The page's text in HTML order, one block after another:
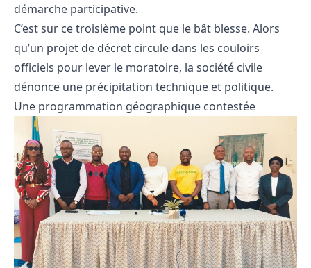
démarche participative.
C’est sur ce troisième point que le bât blesse. Alors
qu’un projet de décret circule dans les couloirs
officiels pour lever le moratoire, la société civile
dénonce une précipitation technique et politique.
Une programmation géographique contestée